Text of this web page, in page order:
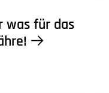
was für das